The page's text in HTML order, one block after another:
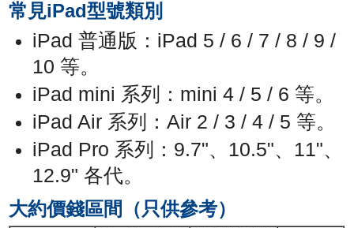
常見iPad型號類別
iPad 普通版：iPad 5 / 6 / 7 / 8 / 9 /
10 等。
iPad mini 系列：mini 4 / 5 / 6 等。
iPad Air 系列：Air 2 / 3 / 4 / 5 等。
iPad Pro 系列：9.7"、10.5"、11"、
12.9" 各代。
大約價錢區間（只供參考）